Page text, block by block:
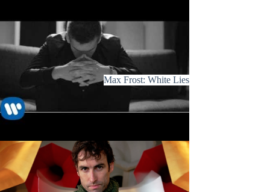
Max Frost: White Lies